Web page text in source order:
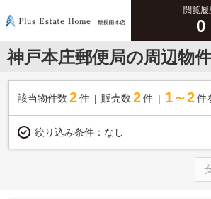
閲覧履
0
神戸本庄郵便局の周辺物
該当物件数 2件 販売数 2 件 1～2 件
絞り込み条件： なし